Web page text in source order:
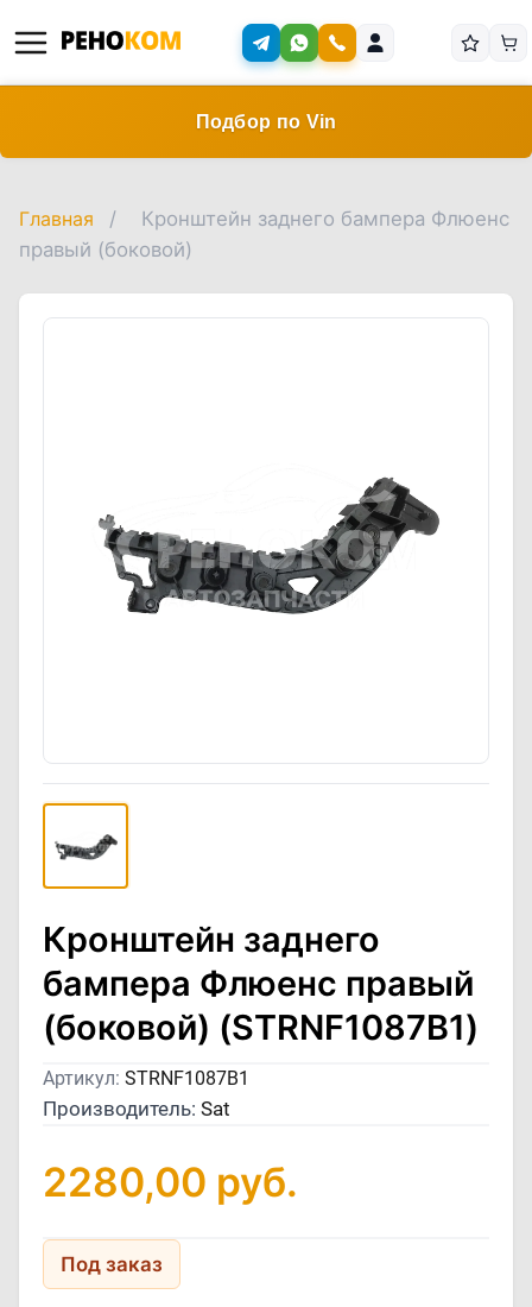
Подбор по Vin
Главная /
Кронштейн заднего бампера Флюенс
правый (боковой)
Кронштейн заднего
бампера Флюенс правый
(боковой) (STRNF1087B1)
Артикул: STRNF1087B1
Производитель: Sat
2280,00 руб.
Под заказ